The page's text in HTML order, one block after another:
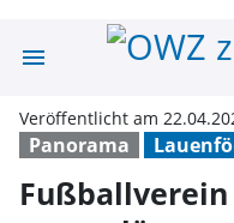
menu
Panorama
Veröffentlicht am